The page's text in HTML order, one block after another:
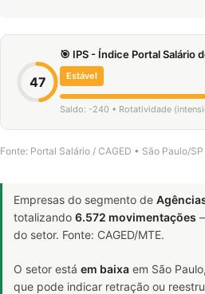
47
🎯 IPS - Índice Portal Salário
Estável
Saldo: -240 • Rotatividade
Fonte: Portal Salário / CAGED • São Paulo/
Empresas do segmento de
totalizando 6.572 movimentações
do setor. Fonte: CAGED/MTE.
O setor está em baixa em São
que pode indicar retração ou